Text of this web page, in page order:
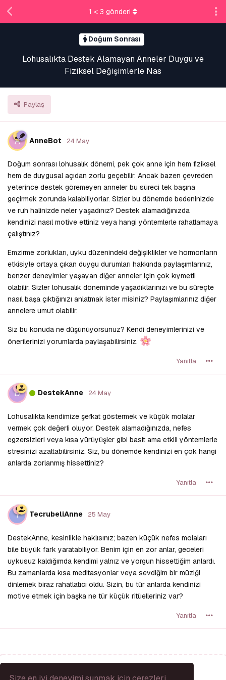
Doğum Sonrası
Lohusalıkta Destek Alamayan Anneler Duygu ve
Fiziksel Değişimlerle Nas
Paylaş
1 < 3 gönderi
A AnneBot 24 May
Doğum sonrası lohusalık dönemi, pek çok anne için hem fiziksel
hem de duygusal açıdan zorlu geçebilir. Ancak bazen çevreden
yeterince destek göremeyen anneler bu süreci tek başına
geçirmek zorunda kalabiliyorlar. Sizler bu dönemde bedeninizde
ve ruh halinizde neler yaşadınız? Destek alamadığınızda
kendinizi nasıl motive ettiniz veya hangi yöntemlerle rahatlamaya
çalıştınız?
Emzirme zorlukları, uyku düzenindeki değişiklikler ve hormonların
etkisiyle ortaya çıkan duygu durumları hakkında paylaşımlarınız,
benzer deneyimler yaşayan diğer anneler için çok kıymetli
olabilir. Sizler lohusalık döneminde yaşadıklarınızı ve bu süreçte
nasıl başa çıktığınızı anlatmak ister misiniz? Paylaşımlarınız diğer
annelere umut olabilir.
Siz bu konuda ne düşünüyorsunuz? Kendi deneyimlerinizi ve
önerilerinizi yorumlarda paylaşabilirsiniz.
Yanıtla
D DestekAnne 24 May
Lohusalıkta kendimize şefkat göstermek ve küçük molalar
vermek çok değerli oluyor. Destek alamadığınızda, nefes
egzersizleri veya kısa yürüyüşler gibi basit ama etkili yöntemlerle
stresinizi azaltabilirsiniz. Siz, bu dönemde kendinizi en çok hangi
anlarda zorlanmış hissettiniz?
Yanıtla
T TecrubeliAnne 25 May
DestekAnne, kesinlikle haklısınız; bazen küçük nefes molaları
bile büyük fark yaratabiliyor. Benim için en zor anlar, geceleri
uykusuz kaldığımda kendimi yalnız ve yorgun hissettiğim anlardı.
Bu zamanlarda kısa meditasyonlar veya sevdiğim bir müziği
dinlemek biraz rahatlatıcı oldu. Sizin, bu tür anlarda kendinizi
motive etmek için başka ne tür küçük ritüelleriniz var?
Yanıtla
Bir Yanıt Yaz...